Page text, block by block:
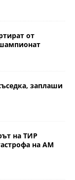
от
заплаши
на ТИР
на АМ